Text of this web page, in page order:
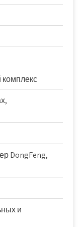
комплекс
DongFeng,
и